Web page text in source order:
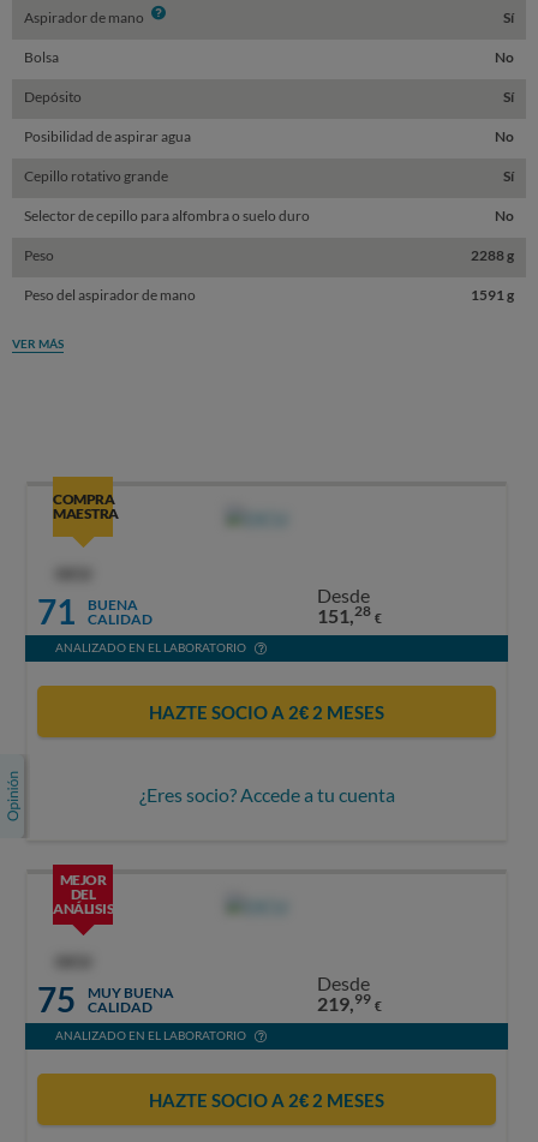
Aspirador de mano Info Sí
Bolsa No
Depósito Sí
Posibilidad de aspirar agua No
Cepillo rotativo grande Sí
Selector de cepillo para alfombra o suelo duro No
Peso 2288 g
Peso del aspirador de mano 1591 g
VER MÁS
COMPRA
MAESTRA
71
BUENA
CALIDAD
Desde
151,28 €
ANALIZADO EN EL LABORATORIO
HAZTE SOCIO A 2€ 2 MESES
¿Eres socio? Accede a tu cuenta
MEJOR
DEL
ANÁLISIS
75
MUY BUENA
CALIDAD
Desde
219,99 €
ANALIZADO EN EL LABORATORIO
HAZTE SOCIO A 2€ 2 MESES